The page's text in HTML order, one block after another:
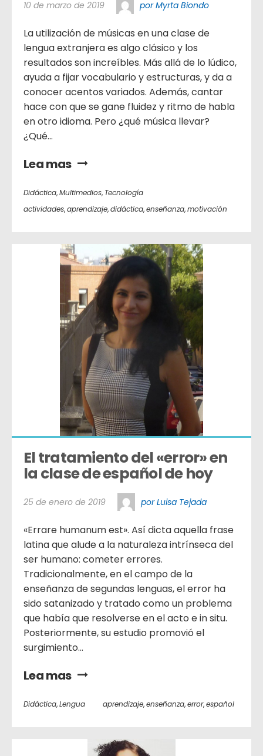
10 de marzo de 2019 por Myrta Biondo
La utilización de músicas en una clase de
lengua extranjera es algo clásico y los
resultados son increíbles. Más allá de lo lúdico,
ayuda a fijar vocabulario y estructuras, y da a
conocer acentos variados. Además, cantar
hace con que se gane fluidez y ritmo de habla
en otro idioma. Pero ¿qué música llevar?
¿Qué...
Lea mas
Didáctica,Multimedios, Tecnología
actividades,aprendizaje,didáctica,enseñanza,motivación
El tratamiento del «error» en
la clase de español de hoy
25 de enero de 2019 por Luisa Tejada
«Errare humanum est». Así dicta aquella frase
latina que alude a la naturaleza intrínseca del
ser humano: cometer errores.
Tradicionalmente, en el campo de la
enseñanza de segundas lenguas, el error ha
sido satanizado y tratado como un problema
que había que resolverse en el acto e in situ.
Posteriormente, su estudio promovió el
surgimiento...
Lea mas
Didáctica,Lengua aprendizaje,enseñanza,error,español